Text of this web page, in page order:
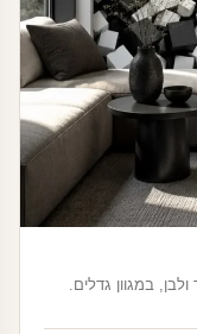
במגוון גדלים.